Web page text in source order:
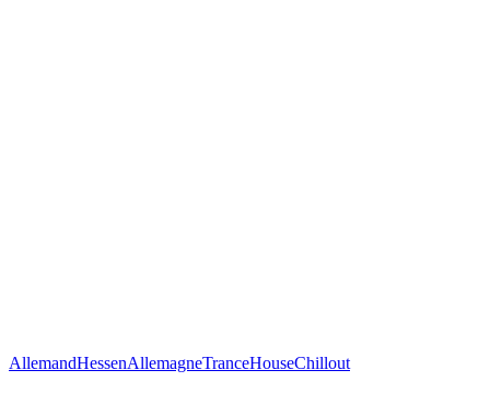
AllemandHessenAllemagneTranceHouseChillout